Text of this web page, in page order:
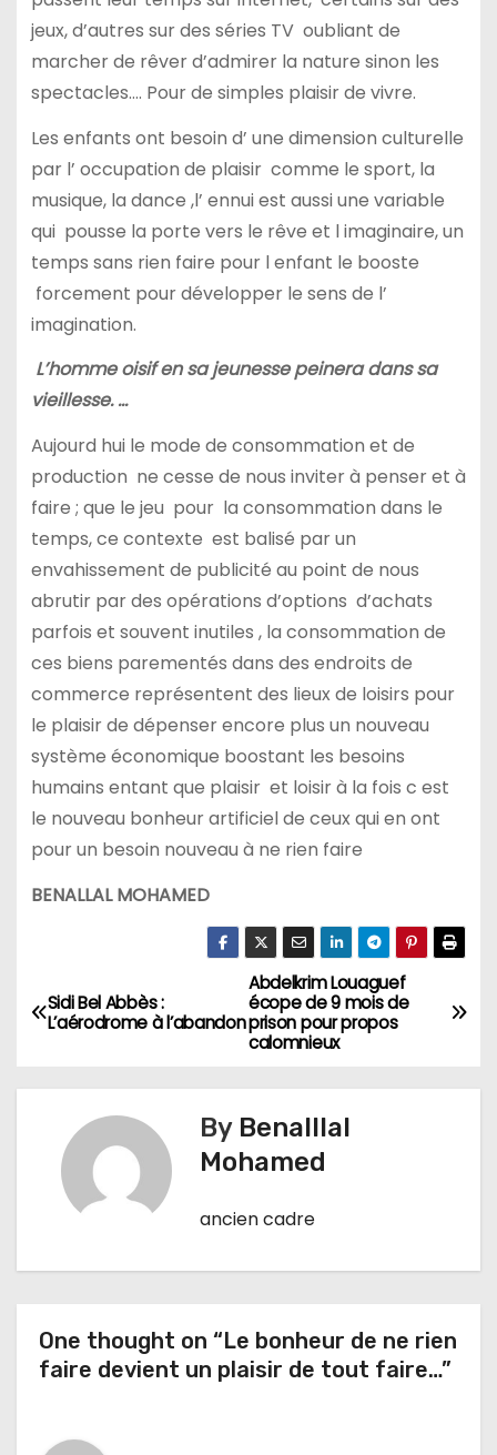
jeux, d’autres sur des séries TV oubliant de
marcher de rêver d’admirer la nature sinon les
spectacles…. Pour de simples plaisir de vivre.
Les enfants ont besoin d’ une dimension culturelle
par l’ occupation de plaisir comme le sport, la
musique, la dance ,l’ ennui est aussi une variable
qui pousse la porte vers le rêve et l imaginaire, un
temps sans rien faire pour l enfant le booste
forcement pour développer le sens de l’
imagination.
L’homme oisif en sa jeunesse peinera dans sa
vieillesse. …
Aujourd hui le mode de consommation et de
production ne cesse de nous inviter à penser et à
faire ; que le jeu pour la consommation dans le
temps, ce contexte est balisé par un
envahissement de publicité au point de nous
abrutir par des opérations d’options d’achats
parfois et souvent inutiles , la consommation de
ces biens parementés dans des endroits de
commerce représentent des lieux de loisirs pour
le plaisir de dépenser encore plus un nouveau
système économique boostant les besoins
humains entant que plaisir et loisir à la fois c est
le nouveau bonheur artificiel de ceux qui en ont
pour un besoin nouveau à ne rien faire
BENALLAL MOHAMED
N
a
v
t
o
Abdelkrim Louaguef
écope de 9 mois de
prison pour propos
calomnieux
Sidi Bel Abbès :
L’aérodrome à l’abandon
By Benalllal
Mohamed
ancien cadre
One thought on “Le bonheur de ne rien
faire devient un plaisir de tout faire…”